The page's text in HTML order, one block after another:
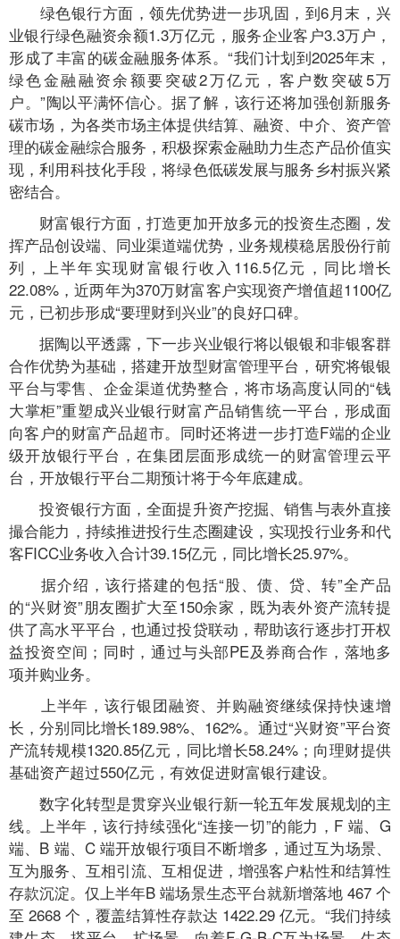
绿色银行方面，领先优势进一步巩固，到6月末，兴
业银行绿色融资余额1.3万亿元，服务企业客户3.3万户，
形成了丰富的碳金融服务体系。“我们计划到2025年末，
绿色金融融资余额要突破2万亿元，客户数突破5万
户。”陶以平满怀信心。据了解，该行还将加强创新服务
碳市场，为各类市场主体提供结算、融资、中介、资产管
理的碳金融综合服务，积极探索金融助力生态产品价值实
现，利用科技化手段，将绿色低碳发展与服务乡村振兴紧
密结合。
财富银行方面，打造更加开放多元的投资生态圈，发
挥产品创设端、同业渠道端优势，业务规模稳居股份行前
列，上半年实现财富银行收入116.5亿元，同比增长
22.08%，近两年为370万财富客户实现资产增值超1100亿
元，已初步形成“要理财到兴业”的良好口碑。
据陶以平透露，下一步兴业银行将以银银和非银客群
合作优势为基础，搭建开放型财富管理平台，研究将银银
平台与零售、企金渠道优势整合，将市场高度认同的“钱
大掌柜”重塑成兴业银行财富产品销售统一平台，形成面
向客户的财富产品超市。同时还将进一步打造F端的企业
级开放银行平台，在集团层面形成统一的财富管理云平
台，开放银行平台二期预计将于今年底建成。
投资银行方面，全面提升资产挖掘、销售与表外直接
撮合能力，持续推进投行生态圈建设，实现投行业务和代
客FICC业务收入合计39.15亿元，同比增长25.97%。
据介绍，该行搭建的包括“股、债、贷、转”全产品
的“兴财资”朋友圈扩大至150余家，既为表外资产流转提
供了高水平平台，也通过投贷联动，帮助该行逐步打开权
益投资空间；同时，通过与头部PE及券商合作，落地多
项并购业务。
上半年，该行银团融资、并购融资继续保持快速增
长，分别同比增长189.98%、162%。通过“兴财资”平台资
产流转规模1320.85亿元，同比增长58.24%；向理财提供
基础资产超过550亿元，有效促进财富银行建设。
数字化转型是贯穿兴业银行新一轮五年发展规划的主
线。上半年，该行持续强化“连接一切”的能力，F 端、G
端、B 端、C 端开放银行项目不断增多，通过互为场景、
互为服务、互相引流、互相促进，增强客户粘性和结算性
存款沉淀。仅上半年B 端场景生态平台就新增落地 467 个
至 2668 个，覆盖结算性存款达 1422.29 亿元。“我们持续